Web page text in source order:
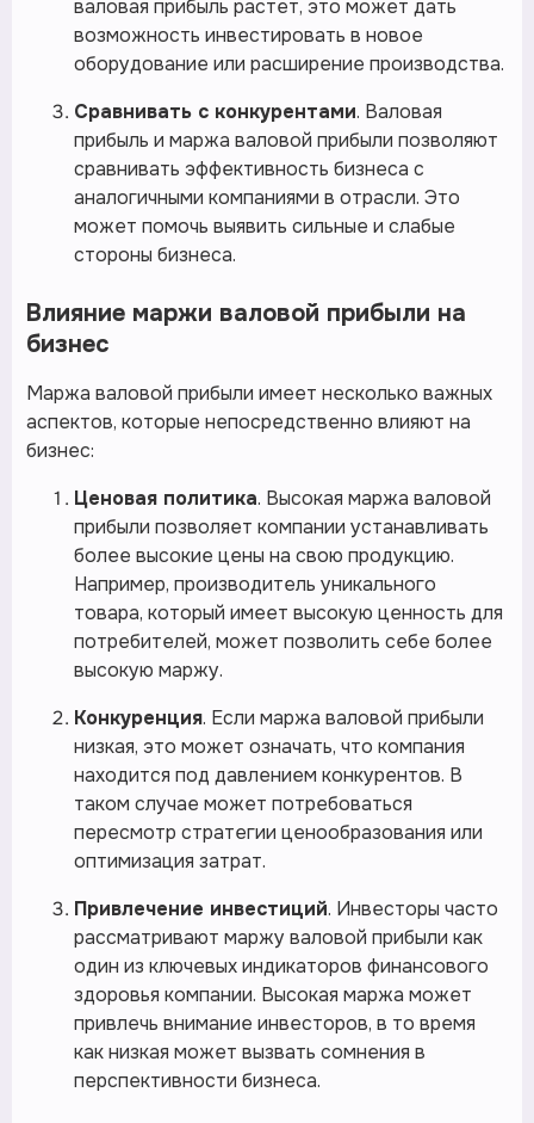
валовая прибыль растет, это может дать
возможность инвестировать в новое
оборудование или расширение производства.
Сравнивать с конкурентами. Валовая
прибыль и маржа валовой прибыли позволяют
сравнивать эффективность бизнеса с
аналогичными компаниями в отрасли. Это
может помочь выявить сильные и слабые
стороны бизнеса.
Влияние маржи валовой прибыли на
бизнес
Маржа валовой прибыли имеет несколько важных
аспектов, которые непосредственно влияют на
бизнес:
Ценовая политика. Высокая маржа валовой
прибыли позволяет компании устанавливать
более высокие цены на свою продукцию.
Например, производитель уникального
товара, который имеет высокую ценность для
потребителей, может позволить себе более
высокую маржу.
Конкуренция. Если маржа валовой прибыли
низкая, это может означать, что компания
находится под давлением конкурентов. В
таком случае может потребоваться
пересмотр стратегии ценообразования или
оптимизация затрат.
Привлечение инвестиций. Инвесторы часто
рассматривают маржу валовой прибыли как
один из ключевых индикаторов финансового
здоровья компании. Высокая маржа может
привлечь внимание инвесторов, в то время
как низкая может вызвать сомнения в
перспективности бизнеса.